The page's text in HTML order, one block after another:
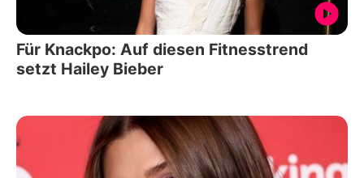
Für Knackpo: Auf diesen Fitnesstrend
setzt Hailey Bieber